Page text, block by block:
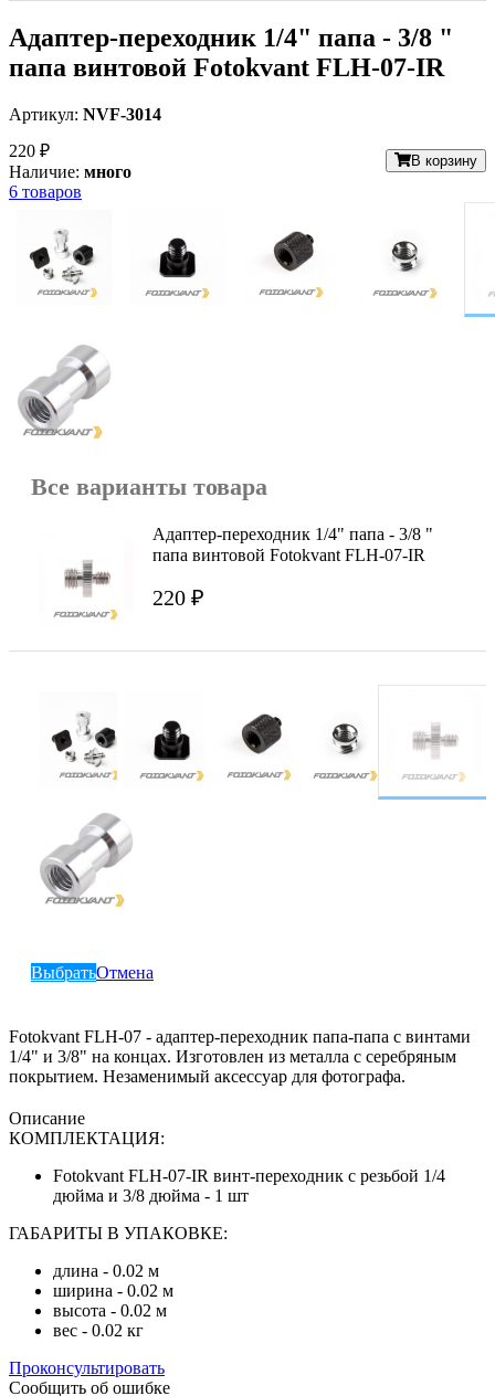
Адаптер-переходник 1/4" папа - 3/8 "
папа винтовой Fotokvant FLH-07-IR
Артикул: NVF-3014
220 ₽
Наличие: много
В корзину
6 товаров
Все варианты товара
Адаптер-переходник 1/4" папа - 3/8 "
папа винтовой Fotokvant FLH-07-IR
220 ₽
ВыбратьОтмена
Fotokvant FLH-07 - адаптер-переходник папа-папа с винтами
1/4" и 3/8" на концах. Изготовлен из металла с серебряным
покрытием. Незаменимый аксессуар для фотографа.
Описание
КОМПЛЕКТАЦИЯ:
Fotokvant FLH-07-IR винт-переходник с резьбой 1/4
дюйма и 3/8 дюйма - 1 шт
ГАБАРИТЫ В УПАКОВКЕ:
длина - 0.02 м
ширина - 0.02 м
высота - 0.02 м
вес - 0.02 кг
Проконсультировать
Сообщить об ошибке